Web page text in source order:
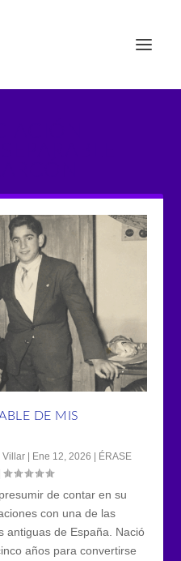
DE MIS
Villar | Ene 12, 2026 | ÉRASE
|
de contar en su
con una de las
antiguas de España. Nació
años para convertirse